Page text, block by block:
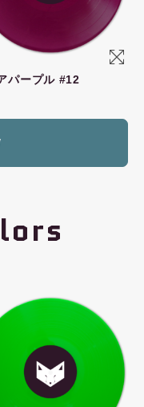
パープル #12